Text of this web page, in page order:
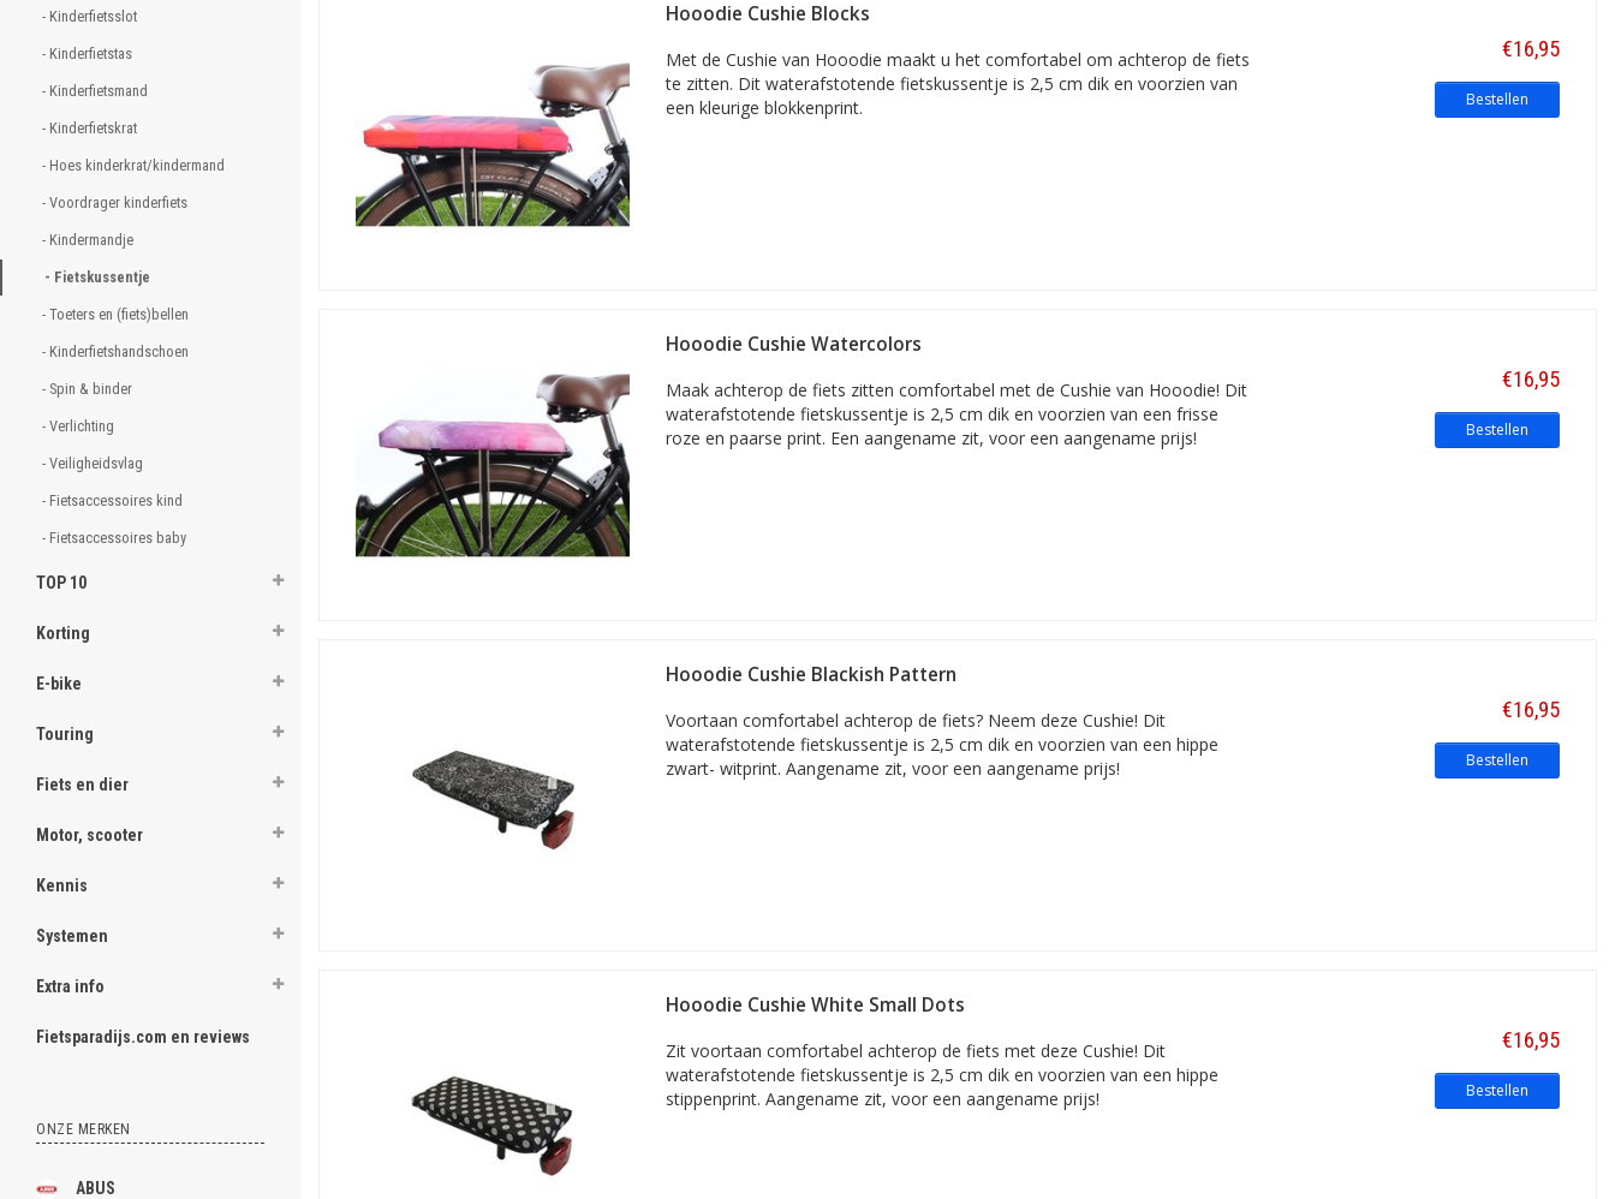
- Kinderfietsslot
- Kinderfietstas
- Kinderfietsmand
- Kinderfietskrat
- Hoes kinderkrat/kindermand
- Voordrager kinderfiets
- Kindermandje
- Fietskussentje
- Toeters en (fiets)bellen
- Kinderfietshandschoen
- Spin & binder
- Verlichting
- Veiligheidsvlag
- Fietsaccessoires kind
- Fietsaccessoires baby
TOP 10
Korting
E-bike
Touring
Fiets en dier
Motor, scooter
Kennis
Systemen
Extra info
Fietsparadijs.com en reviews
ONZE MERKEN
ABUS
Hooodie Cushie Blocks
Met de Cushie van Hooodie maakt u het comfortabel om achterop de fiets
te zitten. Dit waterafstotende fietskussentje is 2,5 cm dik en voorzien van
een kleurige blokkenprint.
€16,95
Bestellen
Hooodie Cushie Watercolors
Maak achterop de fiets zitten comfortabel met de Cushie van Hooodie! Dit
waterafstotende fietskussentje is 2,5 cm dik en voorzien van een frisse
roze en paarse print. Een aangename zit, voor een aangename prijs!
€16,95
Bestellen
Hooodie Cushie Blackish Pattern
Voortaan comfortabel achterop de fiets? Neem deze Cushie! Dit
waterafstotende fietskussentje is 2,5 cm dik en voorzien van een hippe
zwart- witprint. Aangename zit, voor een aangename prijs!
€16,95
Bestellen
Hooodie Cushie White Small Dots
Zit voortaan comfortabel achterop de fiets met deze Cushie! Dit
waterafstotende fietskussentje is 2,5 cm dik en voorzien van een hippe
stippenprint. Aangename zit, voor een aangename prijs!
€16,95
Bestellen